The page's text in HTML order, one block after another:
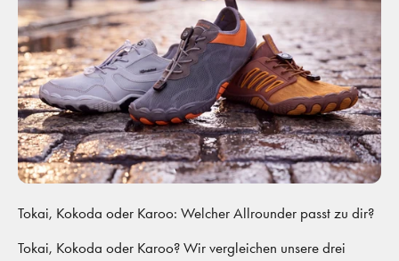
Tokai, Kokoda oder Karoo: Welcher Allrounder passt zu dir?
Tokai, Kokoda oder Karoo? Wir vergleichen unsere drei